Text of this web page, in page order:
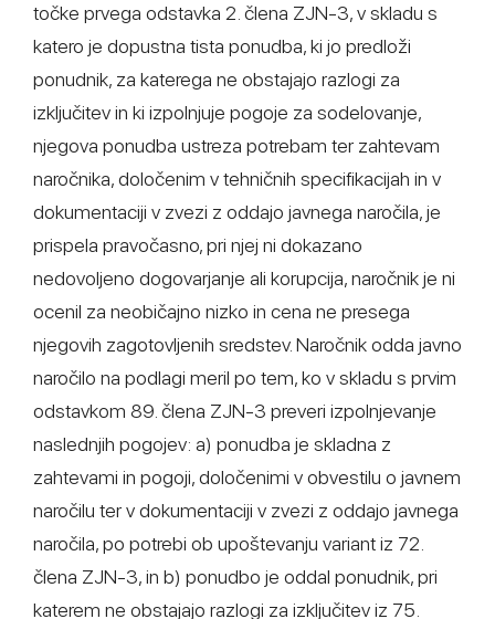
točke prvega odstavka 2. člena ZJN-3, v skladu s
katero je dopustna tista ponudba, ki jo predloži
ponudnik, za katerega ne obstajajo razlogi za
izključitev in ki izpolnjuje pogoje za sodelovanje,
njegova ponudba ustreza potrebam ter zahtevam
naročnika, določenim v tehničnih specifikacijah in v
dokumentaciji v zvezi z oddajo javnega naročila, je
prispela pravočasno, pri njej ni dokazano
nedovoljeno dogovarjanje ali korupcija, naročnik je ni
ocenil za neobičajno nizko in cena ne presega
njegovih zagotovljenih sredstev. Naročnik odda javno
naročilo na podlagi meril po tem, ko v skladu s prvim
odstavkom 89. člena ZJN-3 preveri izpolnjevanje
naslednjih pogojev: a) ponudba je skladna z
zahtevami in pogoji, določenimi v obvestilu o javnem
naročilu ter v dokumentaciji v zvezi z oddajo javnega
naročila, po potrebi ob upoštevanju variant iz 72.
člena ZJN-3, in b) ponudbo je oddal ponudnik, pri
katerem ne obstajajo razlogi za izključitev iz 75.